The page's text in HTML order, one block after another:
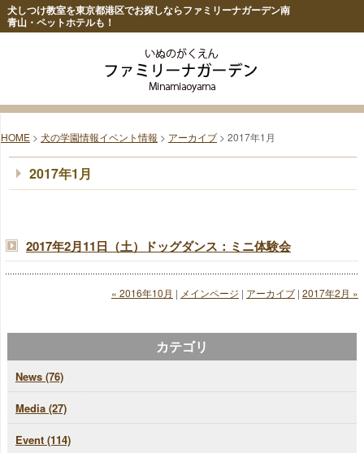
犬しつけ教室を東京都港区でお探しならファミリーナガーデン南
青山・ペットホテルも！
HOME > 犬の学園情報イベント情報 > アーカイブ > 2017年1月
2017年1月
2017年2月11日（土）ドッグダンス：ミニ体験会
« 2016年10月 | メインページ | アーカイブ | 2017年2月 »
カテゴリ
News (76)
Media (27)
Event (114)